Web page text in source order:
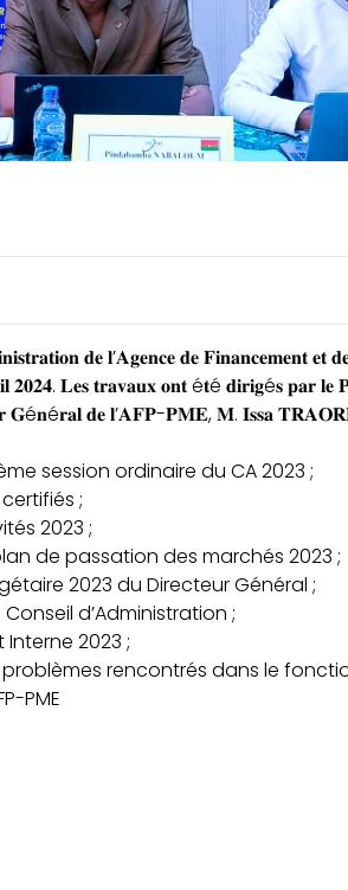
𝐝𝐞 𝐥’𝐀𝐠𝐞𝐧𝐜𝐞 𝐝𝐞 𝐅𝐢𝐧𝐚𝐧𝐜𝐞𝐦𝐞𝐧𝐭 𝐞𝐭
𝟐𝟎𝟐𝟒. 𝐋𝐞𝐬 𝐭𝐫𝐚𝐯𝐚𝐮𝐱 𝐨𝐧𝐭 é𝐭é 𝐝𝐢𝐫𝐢𝐠é𝐬 𝐩𝐚𝐫 𝐥𝐞
𝐆é𝐧é𝐫𝐚𝐥 𝐝𝐞 𝐥’𝐀𝐅𝐏-𝐏𝐌𝐄, 𝐌. 𝐈𝐬𝐬𝐚
session ordinaire du CA 2023 ;
;
2023 ;
de passation des marchés 2023 ;
2023 du Directeur Général ;
d’Administration ;
2023 ;
rencontrés dans le
PME